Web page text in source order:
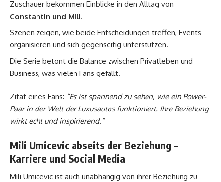
Zuschauer bekommen Einblicke in den Alltag von
Constantin und Mili.
Szenen zeigen, wie beide Entscheidungen treffen, Events
organisieren und sich gegenseitig unterstützen.
Die Serie betont die Balance zwischen Privatleben und
Business, was vielen Fans gefällt.
Zitat eines Fans: “Es ist spannend zu sehen, wie ein Power-
Paar in der Welt der Luxusautos funktioniert. Ihre Beziehung
wirkt echt und inspirierend.”
Mili Umicevic abseits der Beziehung –
Karriere und Social Media
Mili Umicevic ist auch unabhängig von ihrer Beziehung zu